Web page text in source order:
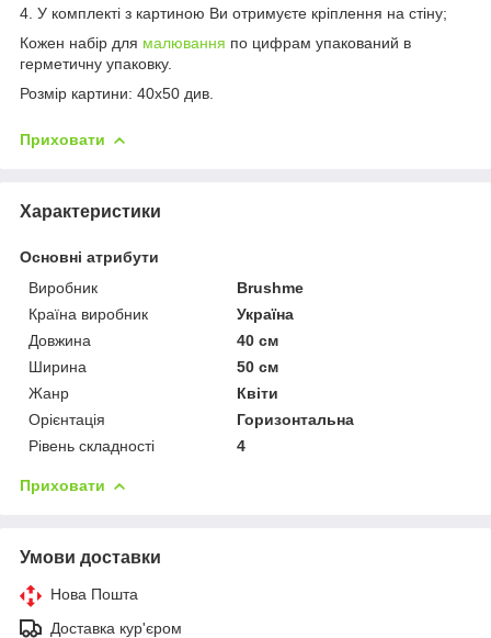
4. У комплекті з картиною Ви отримуєте кріплення на стіну;
Кожен набір для малювання по цифрам упакований в
герметичну упаковку.
Розмір картини: 40х50 див.
Приховати
Характеристики
Основні атрибути
Виробник
Brushme
Країна виробник
Україна
Довжина
40 см
Ширина
50 см
Жанр
Квіти
Орієнтація
Горизонтальна
Рівень складності
4
Приховати
Умови доставки
Нова Пошта
Доставка кур'єром